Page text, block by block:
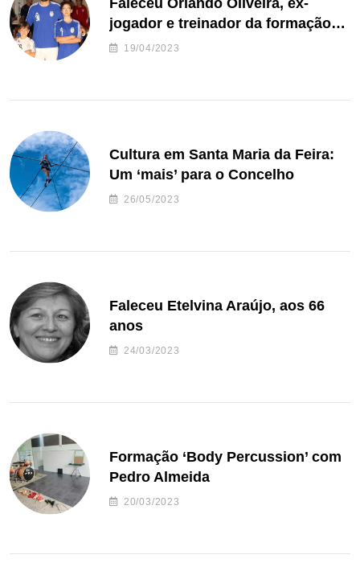
Faleceu Orlando Oliveira, ex-
jogador e treinador da formação
de andebol do Feirense
19/04/2023
Cultura em Santa Maria da Feira:
Um ‘mais’ para o Concelho
26/05/2023
Faleceu Etelvina Araújo, aos 66
anos
24/03/2023
Formação ‘Body Percussion’ com
Pedro Almeida
20/03/2023